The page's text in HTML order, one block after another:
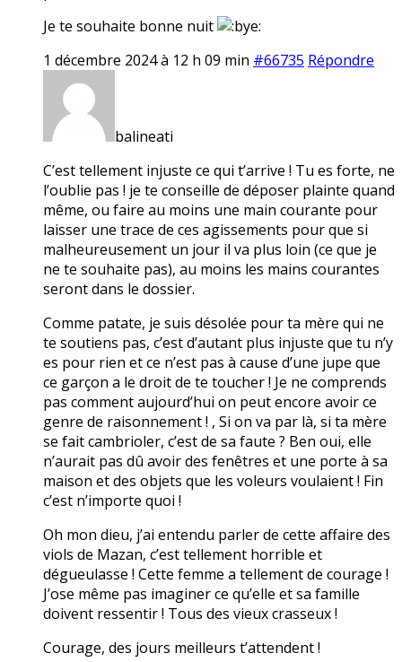
Je te souhaite bonne nuit
1 décembre 2024 à 12 h 09 min #66735 Répondre
balineati
C’est tellement injuste ce qui t’arrive ! Tu es forte, ne
l’oublie pas ! je te conseille de déposer plainte quand
même, ou faire au moins une main courante pour
laisser une trace de ces agissements pour que si
malheureusement un jour il va plus loin (ce que je
ne te souhaite pas), au moins les mains courantes
seront dans le dossier.
Comme patate, je suis désolée pour ta mère qui ne
te soutiens pas, c’est d’autant plus injuste que tu n’y
es pour rien et ce n’est pas à cause d’une jupe que
ce garçon a le droit de te toucher ! Je ne comprends
pas comment aujourd’hui on peut encore avoir ce
genre de raisonnement ! , Si on va par là, si ta mère
se fait cambrioler, c’est de sa faute ? Ben oui, elle
n’aurait pas dû avoir des fenêtres et une porte à sa
maison et des objets que les voleurs voulaient ! Fin
c’est n’importe quoi !
Oh mon dieu, j’ai entendu parler de cette affaire des
viols de Mazan, c’est tellement horrible et
dégueulasse ! Cette femme a tellement de courage !
J’ose même pas imaginer ce qu’elle et sa famille
doivent ressentir ! Tous des vieux crasseux !
Courage, des jours meilleurs t’attendent !